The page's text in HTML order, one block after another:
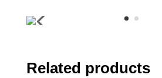
Related products